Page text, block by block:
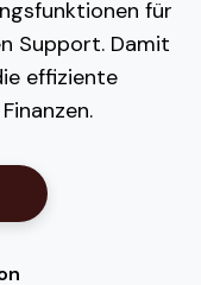
für
Support. Damit
effiziente
Opens New Window